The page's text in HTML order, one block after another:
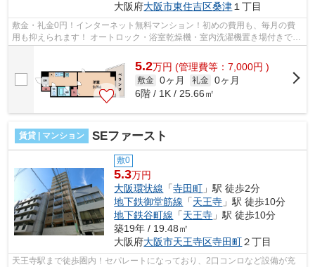
大阪府大阪市東住吉区桑津１丁目
敷金・礼金0円！インターネット無料マンション！初めの費用も、毎月の費
用も抑えられます！ オートロック・浴室乾燥機・室内洗濯機置き場付きで人
5.2万円 (管理費等：7,000円 )
敷金 0ヶ月 礼金 0ヶ月
6階 / 1K / 25.66㎡
賃貸 | マンション SEファースト
敷0
5.3万円
大阪環状線 「寺田町 」駅 徒歩2分
地下鉄御堂筋線 「天王寺 」駅 徒歩10分
地下鉄谷町線 「天王寺 」駅 徒歩10分
築19年 / 19.48㎡
大阪府大阪市天王寺区寺田町２丁目
天王寺駅まで徒歩圏内！セパレートになっており、2口コンロなど設備が充